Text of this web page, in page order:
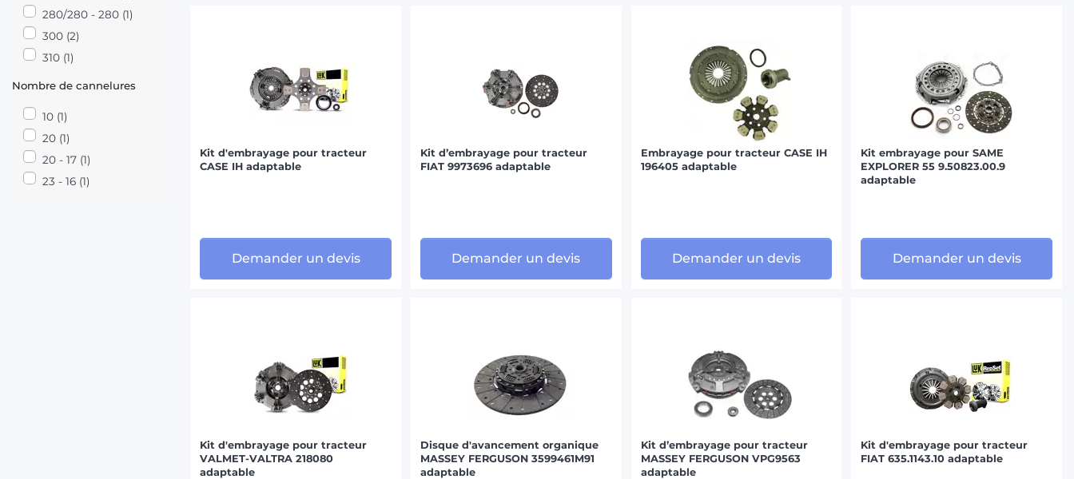
280/280 - 280 (1)
300 (2)
310 (1)
Nombre de cannelures
10 (1)
20 (1)
20 - 17 (1)
23 - 16 (1)
Kit d'embrayage pour tracteur
CASE IH adaptable
Demander un devis
Kit d’embrayage pour tracteur
FIAT 9973696 adaptable
Demander un devis
Embrayage pour tracteur CASE IH
196405 adaptable
Demander un devis
Kit embrayage pour SAME
EXPLORER 55 9.50823.00.9
adaptable
Demander un devis
Kit d'embrayage pour tracteur
VALMET-VALTRA 218080
adaptable
Disque d'avancement organique
MASSEY FERGUSON 3599461M91
adaptable
Kit d’embrayage pour tracteur
MASSEY FERGUSON VPG9563
adaptable
Kit d'embrayage pour tracteur
FIAT 635.1143.10 adaptable